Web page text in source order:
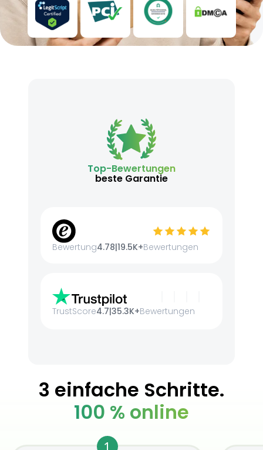
Top-Bewertungen
beste Garantie
Bewertung4.78|19.5K+Bewertungen
TrustScore4.7|35.3K+Bewertungen
3 einfache Schritte.
100 % online